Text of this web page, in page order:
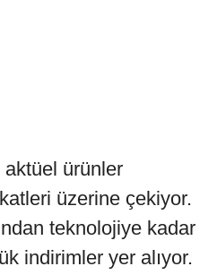
aktüel ürünler
üzerine çekiyor.
teknolojiye kadar
indirimler yer alıyor.